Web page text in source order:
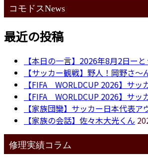
コモドスNews
最近の投稿
【本日の一言】2026年8月2日ーと
【サッカー観戦】野人！岡野さ～
【FIFA WORLDCUP 2026】サ
【FIFA WORLDCUP 2026】サ
【家族団欒】サッカー日本代表
【家族の会話】佐々木大光くん
修理実績コラム